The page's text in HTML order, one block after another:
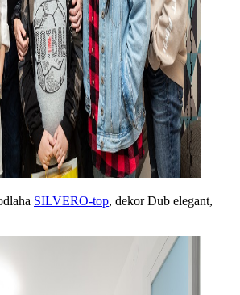
SILVERO-top, dekor Dub elegant,